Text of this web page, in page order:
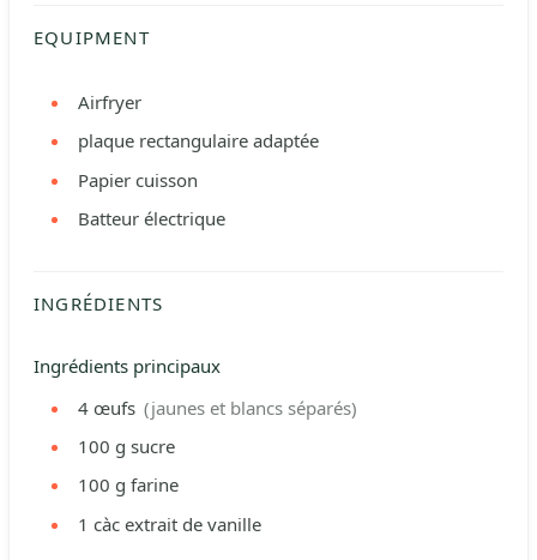
EQUIPMENT
Airfryer
plaque rectangulaire adaptée
Papier cuisson
Batteur électrique
INGRÉDIENTS
Ingrédients principaux
4 œufs (jaunes et blancs séparés)
100 g sucre
100 g farine
1 càc extrait de vanille